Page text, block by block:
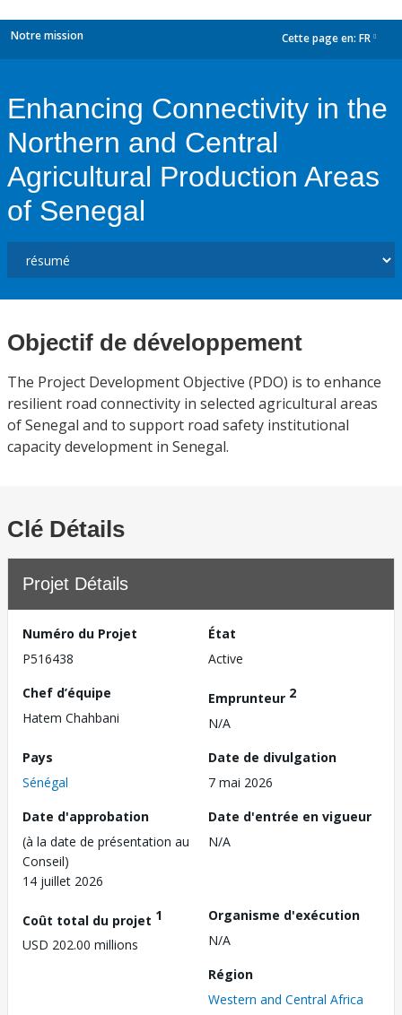
Notre mission Cette page en: FR
Enhancing Connectivity in the
Northern and Central
Agricultural Production Areas
of Senegal
Objectif de développement
The Project Development Objective (PDO) is to enhance
resilient road connectivity in selected agricultural areas
of Senegal and to support road safety institutional
capacity development in Senegal.
Clé Détails
Projet Détails
Numéro du Projet
P516438
État
Active
Chef d’équipe
Hatem Chahbani
Emprunteur 2
N/A
Pays
Sénégal
Date de divulgation
7 mai 2026
Date d'approbation
(à la date de présentation au
Conseil)
14 juillet 2026
Date d'entrée en vigueur
N/A
Coût total du projet 1
USD 202.00 millions
Organisme d'exécution
N/A
Région
Western and Central Africa